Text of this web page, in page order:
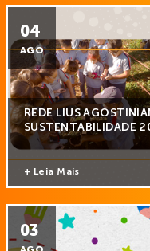
04
AGO
REDE LIUS
SUSTENTABILIDADE
+ Leia Mais
03